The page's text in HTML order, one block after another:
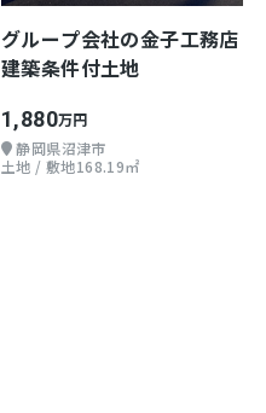
グループ会社の金子工務店
建築条件付土地
1,880万円
静岡県沼津市
土地 / 敷地168.19㎡